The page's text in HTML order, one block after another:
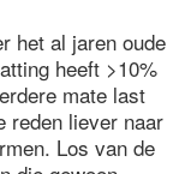
het al jaren oude
heeft >10%
mate last
reden liever naar
Los van de